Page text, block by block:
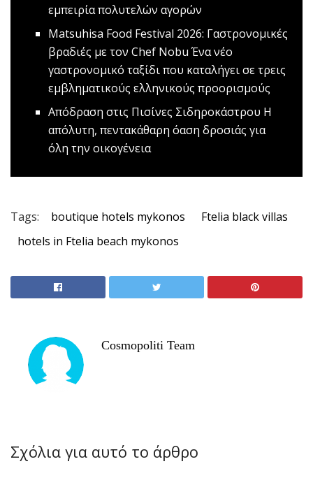
εμπειρία πολυτελών αγορών
Matsuhisa Food Festival 2026: Γαστρονομικές
βραδιές με τον Chef Nobu Ένα νέο
γαστρονομικό ταξίδι που καταλήγει σε τρεις
εμβληματικούς ελληνικούς προορισμούς
Απόδραση στις Πισίνες Σιδηροκάστρου Η
απόλυτη, πεντακάθαρη όαση δροσιάς για
όλη την οικογένεια
Tags: boutique hotels mykonos
Ftelia black villas
hotels in Ftelia beach mykonos
Cosmopoliti Team
Σχόλια για αυτό το άρθρο